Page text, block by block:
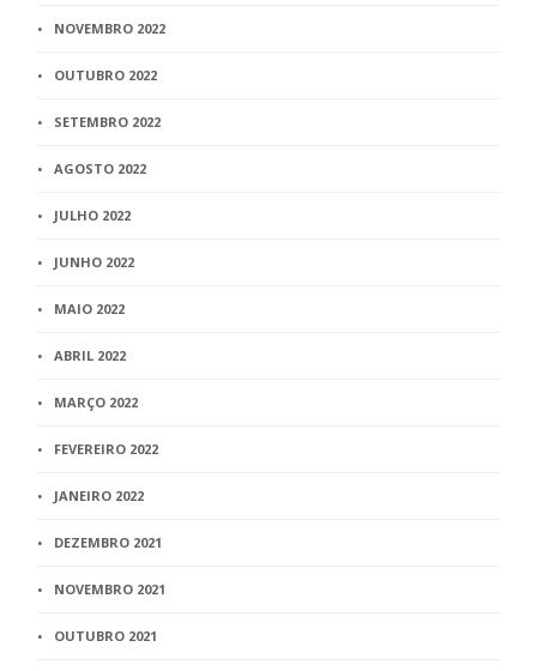
NOVEMBRO 2022
OUTUBRO 2022
SETEMBRO 2022
AGOSTO 2022
JULHO 2022
JUNHO 2022
MAIO 2022
ABRIL 2022
MARÇO 2022
FEVEREIRO 2022
JANEIRO 2022
DEZEMBRO 2021
NOVEMBRO 2021
OUTUBRO 2021